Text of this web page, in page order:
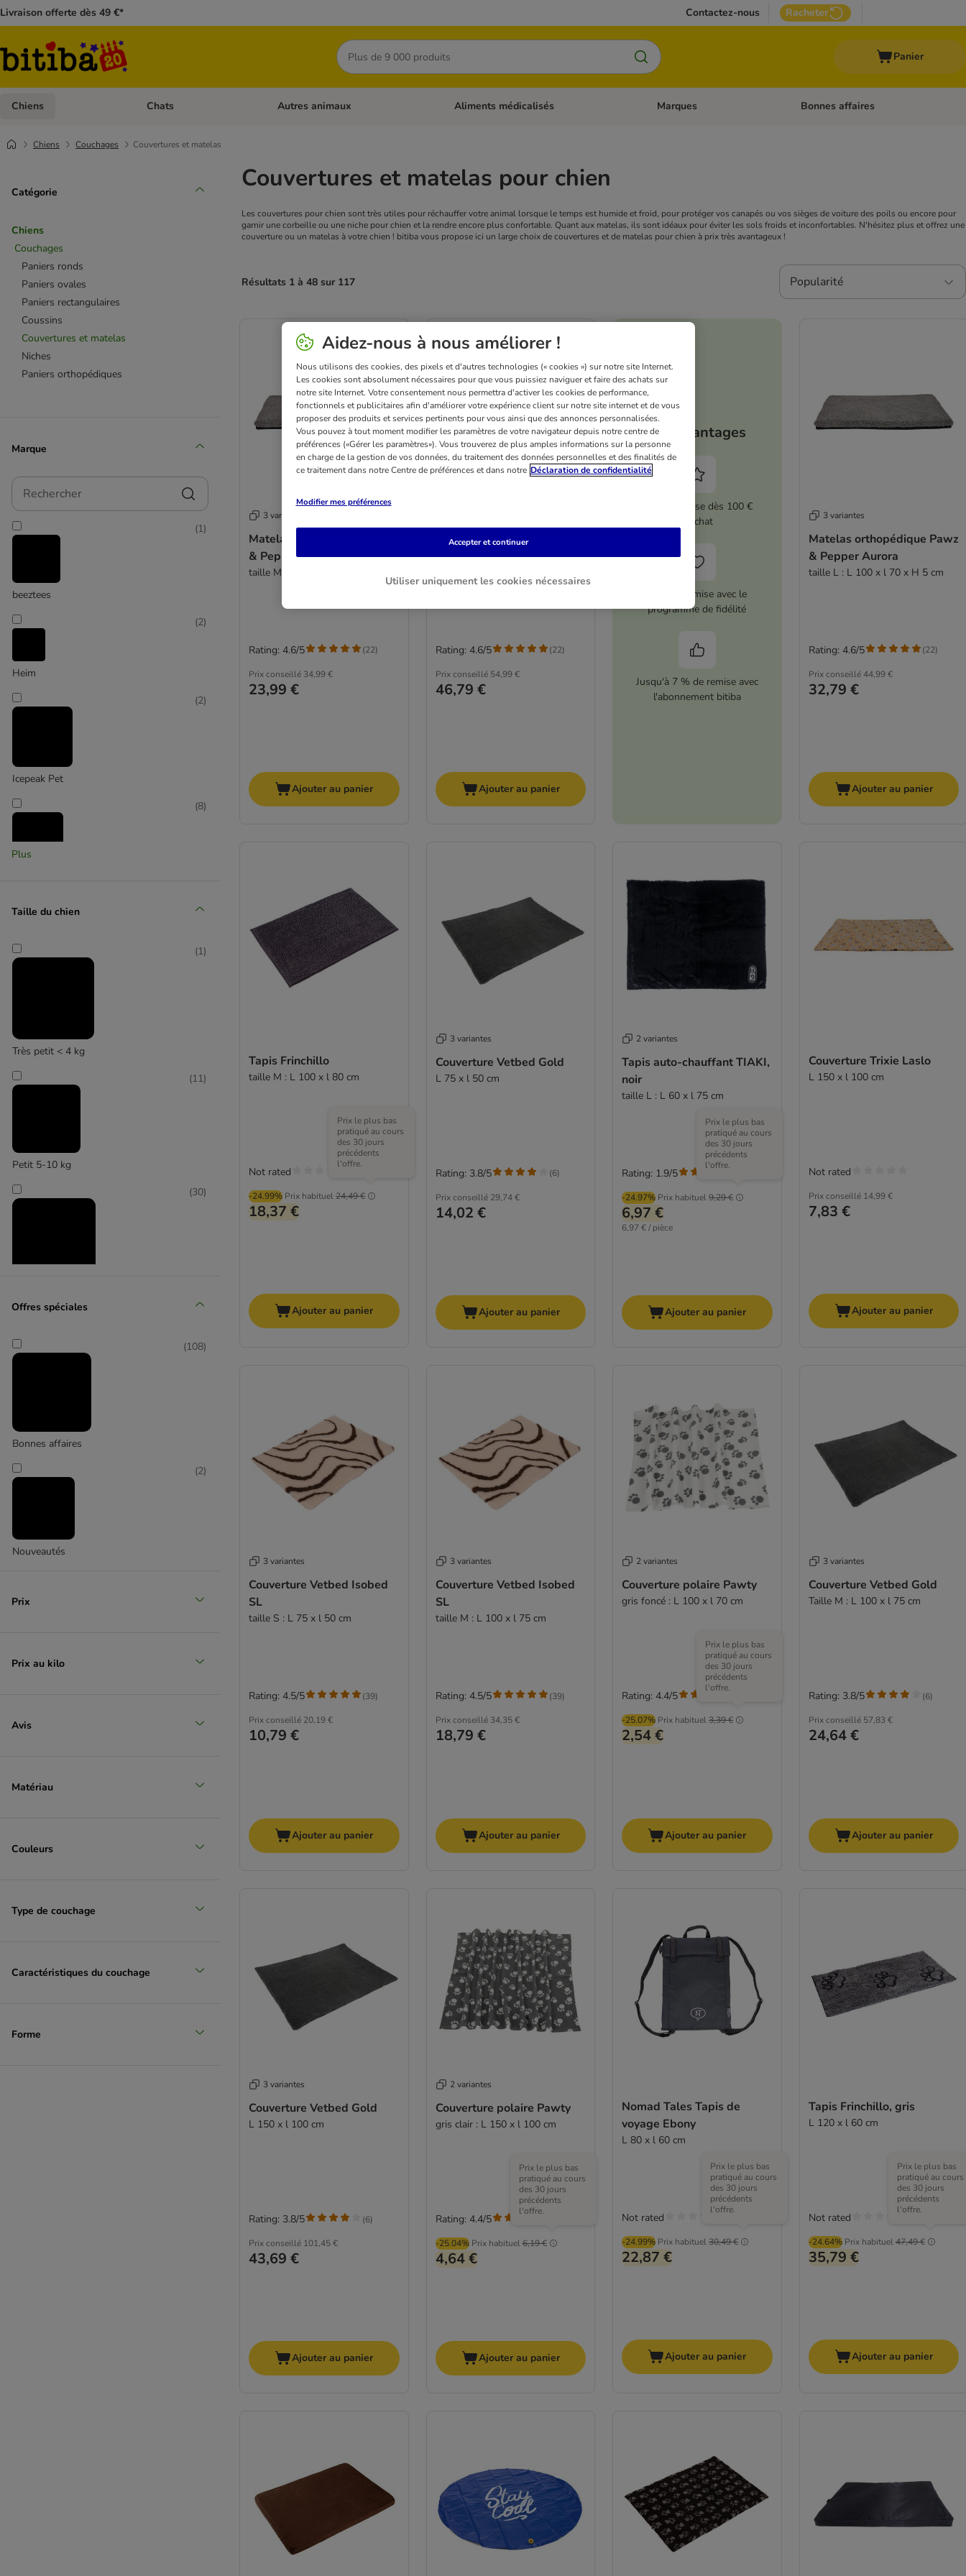
Livraison offerte dès 49 €* Contactez-nous Racheter
Rechercher
Panier
Chiens Dérouler les catégories: Chiens
Chats Dérouler les catégories: Chats
Autres animaux Dérouler les catégories: Autres animaux
Aliments médicalisés Dérouler les catégories: Aliments médicalisés
Marques Dérouler les catégories: Marques
Bonnes affaires
Chiens Couchages Couvertures et matelas
Catégorie
Chiens
Couchages
Paniers ronds
Paniers ovales
Paniers rectangulaires
Coussins
Couvertures et matelas
Niches
Paniers orthopédiques
Marque
Rechercher
beeztees
(1)
Heim
(2)
Icepeak Pet
(2)
(8)
KONG
Modern Living
Plus
Taille du chien
Très petit < 4 kg
(1)
Petit 5-10 kg
(11)
(30)
Très grand > 45 kg
Offres spéciales
Bonnes affaires
(108)
Nouveautés
(2)
Prix
Prix au kilo
Avis
Matériau
Couleurs
Type de couchage
Caractéristiques du couchage
Forme
Couvertures et matelas pour chien
Les couvertures pour chien sont très utiles pour réchauffer votre animal lorsque le temps est humide et froid, pour protéger vos canapés ou vos sièges de voiture des poils ou encore pour
garnir une corbeille ou une niche pour chien et la rendre encore plus confortable. Quant aux matelas, ils sont idéaux pour éviter les sols froids et inconfortables. N'hésitez plus et offrez une
couverture ou un matelas à votre chien ! bitiba vous propose ici un large choix de couvertures et de matelas pour chien à prix très avantageux !
Résultats 1 à 48 sur 117 Popularité
3 variantes
Matelas orthopédique Pawz
& Pepper Aurora
taille M : L 80 x l 55 x H 5 cm
Prix conseillé 34,99 €
23,99 €
Rating: 4.6/5 (22)
Ajouter au panier
Matelas orthopédique Pawz
& Pepper Aurora
Prix conseillé 54,99 €
46,79 €
Rating: 4.6/5 (22)
Ajouter au panier
Vos avantages
5 % de remise dès 100 €
d'achat
12 € de remise avec le
programme de fidélité
Jusqu'à 7 % de remise avec
l'abonnement bitiba
3 variantes
Matelas orthopédique Pawz
& Pepper Aurora
taille L : L 100 x l 70 x H 5 cm
Prix conseillé 44,99 €
32,79 €
Rating: 4.6/5 (22)
Ajouter au panier
Tapis Frinchillo
taille M : L 100 x l 80 cm
-24.99% Prix habituel24,49 €
Prix le plus bas
pratiqué au cours
des 30 jours
précédents
l'offre.
18,37 €
Not rated
Ajouter au panier
3 variantes
Couverture Vetbed Gold
L 75 x l 50 cm
Prix conseillé 29,74 €
14,02 €
Rating: 3.8/5 (6)
Ajouter au panier
2 variantes
Tapis auto-chauffant TIAKI,
noir
taille L : L 60 x l 75 cm
-24.97% Prix habituel9,29 €
Prix le plus bas
pratiqué au cours
des 30 jours
précédents
l'offre.
6,97 €
6,97 € / pièce
Rating: 1.9/5
Ajouter au panier
Couverture Trixie Laslo
L 150 x l 100 cm
Prix conseillé 14,99 €
7,83 €
Not rated
Ajouter au panier
3 variantes
Couverture Vetbed Isobed
SL
taille S : L 75 x l 50 cm
Prix conseillé 20,19 €
10,79 €
Rating: 4.5/5 (39)
Ajouter au panier
3 variantes
Couverture Vetbed Isobed
SL
taille M : L 100 x l 75 cm
Prix conseillé 34,35 €
18,79 €
Rating: 4.5/5 (39)
Ajouter au panier
2 variantes
Couverture polaire Pawty
gris foncé : L 100 x l 70 cm
-25.07% Prix habituel3,39 €
Prix le plus bas
pratiqué au cours
des 30 jours
précédents
l'offre.
2,54 €
Rating: 4.4/5
Ajouter au panier
3 variantes
Couverture Vetbed Gold
Taille M : L 100 x l 75 cm
Prix conseillé 57,83 €
24,64 €
Rating: 3.8/5 (6)
Ajouter au panier
3 variantes
Couverture Vetbed Gold
L 150 x l 100 cm
Prix conseillé 101,45 €
43,69 €
Rating: 3.8/5 (6)
Ajouter au panier
2 variantes
Couverture polaire Pawty
gris clair : L 150 x l 100 cm
-25.04% Prix habituel6,19 €
Prix le plus bas
pratiqué au cours
des 30 jours
précédents
l'offre.
4,64 €
Rating: 4.4/5
Ajouter au panier
Nomad Tales Tapis de
voyage Ebony
L 80 x l 60 cm
-24.99% Prix habituel30,49 €
Prix le plus bas
pratiqué au cours
des 30 jours
précédents
l'offre.
22,87 €
Not rated
Ajouter au panier
Tapis Frinchillo, gris
L 120 x l 60 cm
-24.64% Prix habituel47,49 €
Prix le plus bas
pratiqué au cours
des 30 jours
précédents
l'offre.
35,79 €
Not rated
Ajouter au panier
Aidez-nous à nous améliorer !
Nous utilisons des cookies, des pixels et d'autres technologies (« cookies ») sur notre site Internet.
Les cookies sont absolument nécessaires pour que vous puissiez naviguer et faire des achats sur
notre site Internet. Votre consentement nous permettra d'activer les cookies de performance,
fonctionnels et publicitaires afin d'améliorer votre expérience client sur notre site internet et de vous
proposer des produits et services pertinents pour vous ainsi que des annonces personnalisées.
Vous pouvez à tout moment modifier les paramètres de votre navigateur depuis notre centre de
préférences («Gérer les paramètres»). Vous trouverez de plus amples informations sur la personne
en charge de la gestion de vos données, du traitement des données personnelles et des finalités de
ce traitement dans notre Centre de préférences et dans notre Déclaration de confidentialité
Modifier mes préférences
Utiliser uniquement les cookies nécessaires
Accepter et continuer